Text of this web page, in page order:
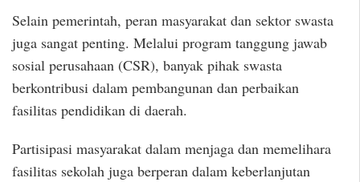
Selain pemerintah, peran masyarakat dan sektor swasta
juga sangat penting. Melalui program tanggung jawab
sosial perusahaan (CSR), banyak pihak swasta
berkontribusi dalam pembangunan dan perbaikan
fasilitas pendidikan di daerah.
Partisipasi masyarakat dalam menjaga dan memelihara
fasilitas sekolah juga berperan dalam keberlanjutan